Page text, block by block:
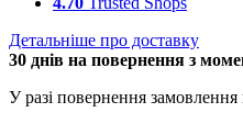
Детальніше про доставку
30 днів на повернення з
У разі повернення